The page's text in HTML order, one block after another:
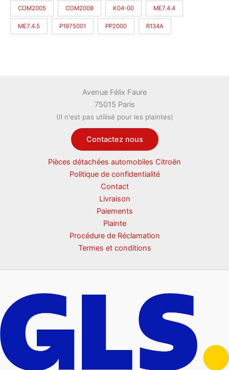
COM2005 COM2008 K04-00 ME7.4.4
ME7.4.5 P1975001 PP2000 R134A
Avenue Félix Faure
75015 Paris
(Il n'est pas utilisé pour les plaintes)
Contactez nous
Pièces détachées automobiles Citroën
Politique de confidentialité
Contact
Livraison
Paiements
Plainte
Procédure de Réclamation
Termes et conditions